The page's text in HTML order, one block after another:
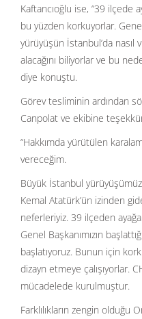
Kaftancıoğlu ise, “39 ilçede
bu yüzden korkuyorlar. Genel
yürüyüşün İstanbul’da nasıl
alacağını biliyorlar ve bu
diye konuştu.
Görev tesliminin ardından
Canpolat ve ekibine
“Hakkımda yürütülen
vereceğim.
Büyük İstanbul
Kemal Atatürk’ün izinden
neferleriyiz. 39 ilçeden
Genel Başkanımızın
başlatıyoruz. Bunun için
dizayn etmeye çalışıyorlar.
mücadelede kurulmuştur.
Farklılıkların zengin olduğu